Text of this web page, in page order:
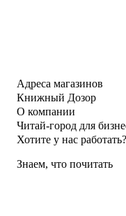
Адреса магазинов
Книжный Дозор
О компании
Читай-город для
Хотите у нас работать?
Знаем, что почитать